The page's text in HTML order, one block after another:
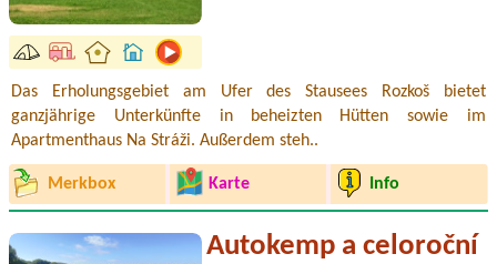
Das Erholungsgebiet am Ufer des Stausees Rozkoš bietet
ganzjährige Unterkünfte in beheizten Hütten sowie im
Apartmenthaus Na Stráži. Außerdem steh..
Merkbox Karte Info
Autokemp a celoroční